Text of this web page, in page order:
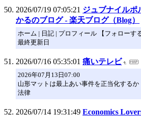
2026/07/19 07:05:21 ジュブナイルポ
かるのブログ - 楽天ブログ（Blog）
ホーム | 日記 | プロフィール 【フォローす
最終更新日
2026/07/16 05:35:01 痛いテレビ
2026年07月13日07:00
山形マットは最上あい事件を正当化するか
法律
2026/07/14 19:31:49 Economics